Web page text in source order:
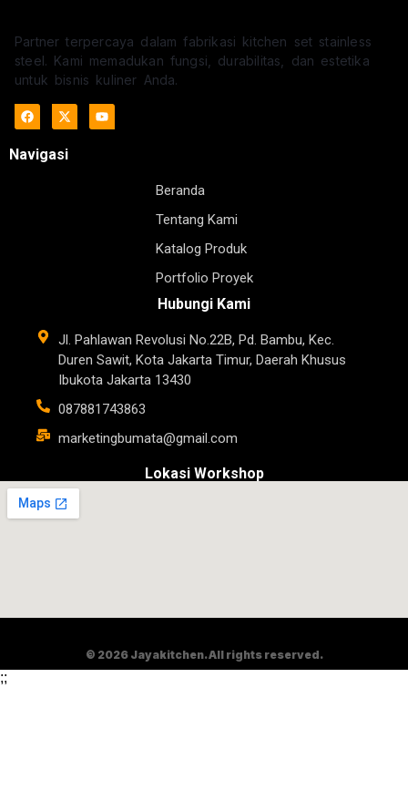
Partner terpercaya dalam fabrikasi kitchen set stainless
steel. Kami memadukan fungsi, durabilitas, dan estetika
untuk bisnis kuliner Anda.
Navigasi
Beranda
Tentang Kami
Katalog Produk
Portfolio Proyek
Hubungi Kami
Jl. Pahlawan Revolusi No.22B, Pd. Bambu, Kec.
Duren Sawit, Kota Jakarta Timur, Daerah Khusus
Ibukota Jakarta 13430
087881743863
marketingbumata@gmail.com
Lokasi Workshop
© 2026 Jayakitchen. All rights reserved.
;;